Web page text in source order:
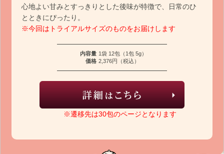
心地よい甘みとすっきりとした後味が特徴で、日常のひ
とときにぴったり。
※今回はトライアルサイズのものをお届けします
内容量 1袋 12包（1包 5g）
価格 2,376円（税込）
※遷移先は30包のページとなります